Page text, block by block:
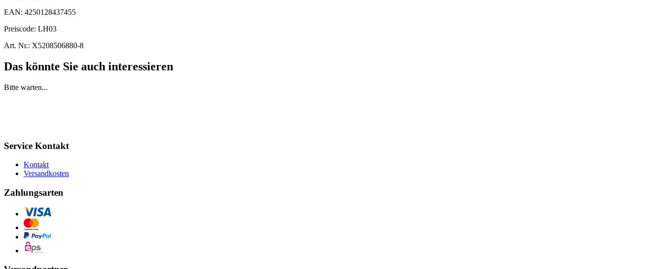
EAN: 4250128437455
Preiscode: LH03
Art. Nr.: X5208506880-8
Das könnte Sie auch interessieren
Bitte warten...
Service Kontakt
Kontakt
Versandkosten
Zahlungsarten